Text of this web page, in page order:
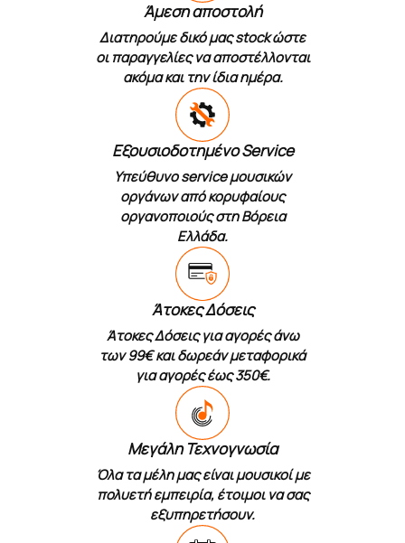
Άμεση αποστολή
Διατηρούμε δικό μας stock ώστε
οι παραγγελίες να αποστέλλονται
ακόμα και την ίδια ημέρα.
Εξουσιοδοτημένο Service
Υπεύθυνο service μουσικών
οργάνων από κορυφαίους
οργανοποιούς στη Βόρεια
Ελλάδα.
Άτοκες Δόσεις
Άτοκες Δόσεις για αγορές άνω
των 99€ και δωρεάν μεταφορικά
για αγορές έως 350€.
Μεγάλη Τεχνογνωσία
Όλα τα μέλη μας είναι μουσικοί με
πολυετή εμπειρία, έτοιμοι να σας
εξυπηρετήσουν.